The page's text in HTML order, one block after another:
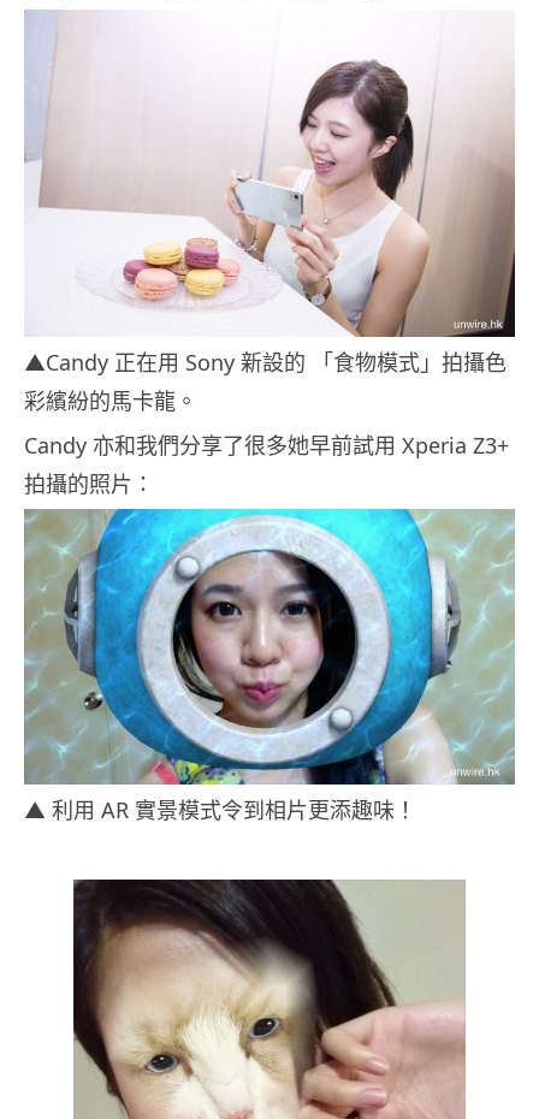
▲Candy 正在用 Sony 新設的 「食物模式」拍攝色
彩繽紛的馬卡龍。
Candy 亦和我們分享了很多她早前試用 Xperia Z3+
拍攝的照片：
▲ 利用 AR 實景模式令到相片更添趣味！